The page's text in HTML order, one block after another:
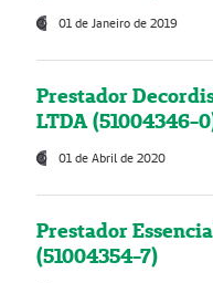
01 de Janeiro de 2019
Prestador
LTDA (51004346-
01 de Abril de 2020
Prestador
(51004354-7)